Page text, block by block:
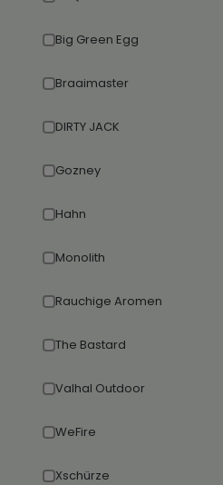
Big Green Egg
Braaimaster
DIRTY JACK
Gozney
Hahn
Monolith
Rauchige Aromen
The Bastard
Valhal Outdoor
WeFire
Xschürze